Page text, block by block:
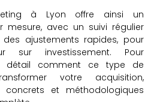
à Lyon offre ainsi un
mesure, avec un suivi régulier
ajustements rapides, pour
sur investissement. Pour
détail comment ce type de
votre acquisition,
concrets et méthodologiques